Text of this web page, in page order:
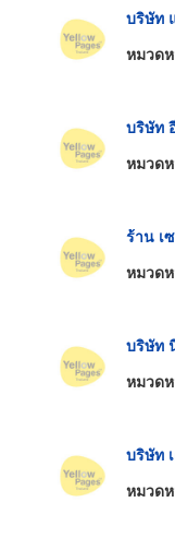
บริษัท
หมวด
บริษัท
หมวด
ร้าน เ
หมวด
บริษัท
หมวด
บริษัท
หมวด